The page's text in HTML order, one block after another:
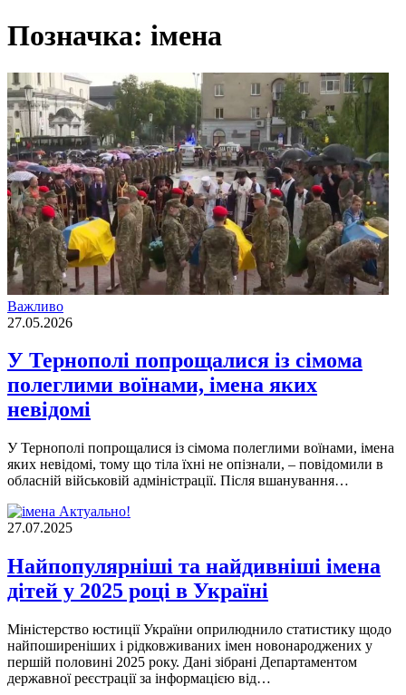
Позначка: імена
Важливо
27.05.2026
У Тернополі попрощалися із сімома
полеглими воїнами, імена яких
невідомі
У Тернополі попрощалися із сімома полеглими воїнами, імена
яких невідомі, тому що тіла їхні не опізнали, – повідомили в
обласній військовій адміністрації. Після вшанування…
Актуально!
27.07.2025
Найпопулярніші та найдивніші імена
дітей у 2025 році в Україні
Міністерство юстиції України оприлюднило статистику щодо
найпоширеніших і рідковживаних імен новонароджених у
першій половині 2025 року. Дані зібрані Департаментом
державної реєстрації за інформацією від…